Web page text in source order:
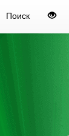
Поиск